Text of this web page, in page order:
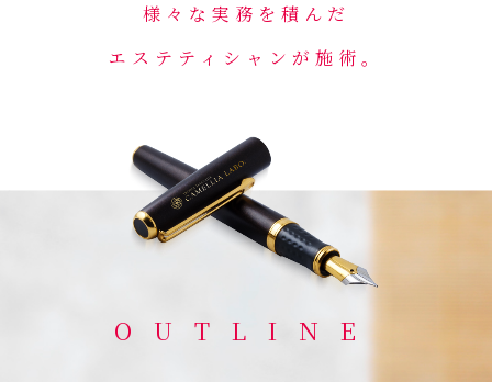
様々な実務を積んだ
エステティシャンが施術。
OUTLINE